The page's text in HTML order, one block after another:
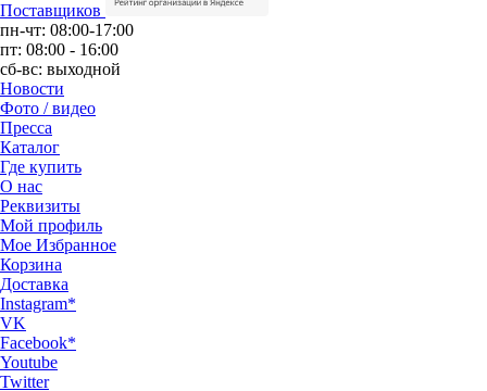
Поставщиков
пн-чт: 08:00-17:00
пт: 08:00 - 16:00
сб-вс: выходной
Новости
Фото / видео
Пресса
Каталог
Где купить
О нас
Реквизиты
Мой профиль
Мое Избранное
Корзина
Доставка
Instagram*
VK
Facebook*
Youtube
Twitter